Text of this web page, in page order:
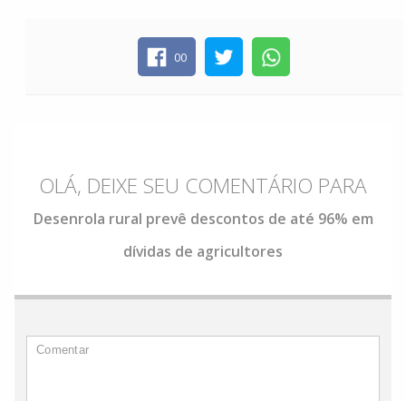
00
OLÁ, DEIXE SEU COMENTÁRIO PARA
Desenrola rural prevê descontos de até 96% em
dívidas de agricultores